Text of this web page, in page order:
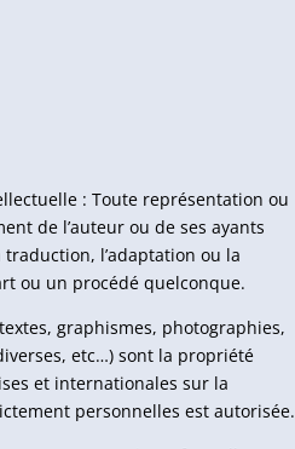
: Toute représentation ou
de l’auteur ou de ses ayants
l’adaptation ou la
ou un procédé quelconque.
graphismes, photographies,
etc…) sont la propriété
et internationales sur la
personnelles est autorisée.